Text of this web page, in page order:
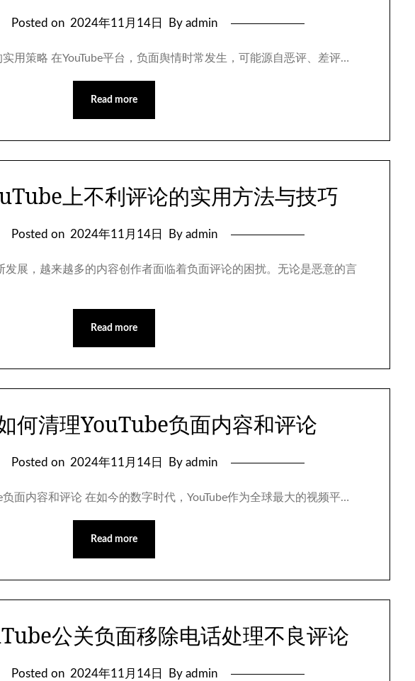
Posted on 2024年11月14日 By admin
实用策略 在YouTube平台，负面舆情时常发生，可能源自恶评、差评…
Read more
上不利评论的实用方法与技巧
Posted on 2024年11月14日 By admin
发展，越来越多的内容创作者面临着负面评论的困扰。无论是恶意的言
Read more
何清理YouTube负面内容和评论
Posted on 2024年11月14日 By admin
负面内容和评论 在如今的数字时代，YouTube作为全球最大的视频平…
Read more
公关负面移除电话处理不良评论
Posted on 2024年11月14日 By admin